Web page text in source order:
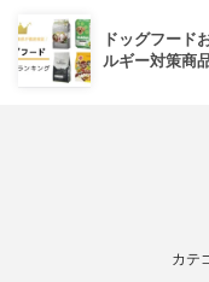
ドッグフード
ルギー対策商
カテ